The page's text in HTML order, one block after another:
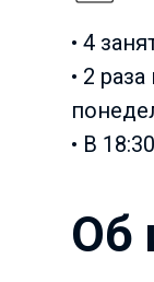
• 4
• 2
• В
Об